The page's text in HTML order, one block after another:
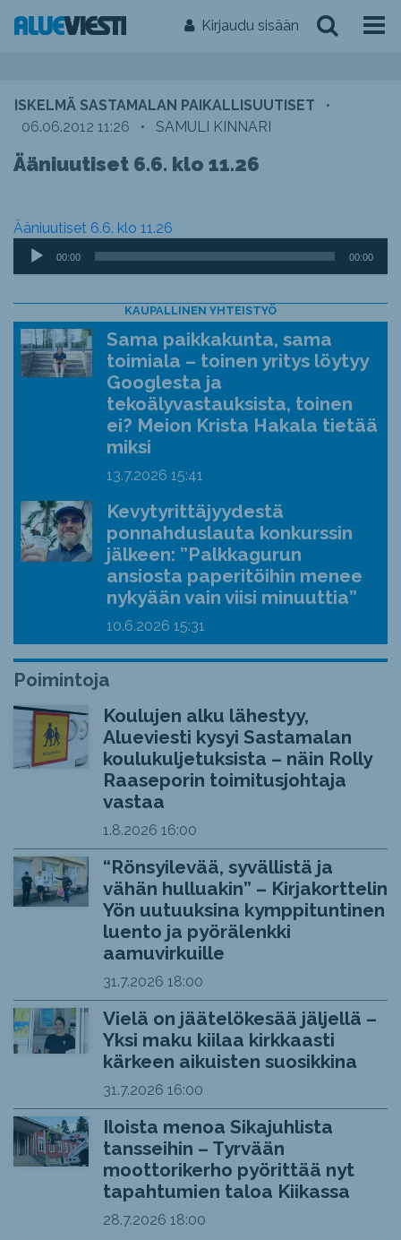
Kirjaudu sisään
ISKELMÄ SASTAMALAN PAIKALLISUUTISET
•
06.06.2012 11:26
• SAMULI KINNARI
Ääniuutiset 6.6. klo 11.26
Ääniuutiset 6.6. klo 11.26
Äänitoistin
00:00 00:00
KAUPALLINEN YHTEISTYÖ
Sama paikkakunta, sama
toimiala – toinen yritys löytyy
Googlesta ja
tekoälyvastauksista, toinen
ei? Meion Krista Hakala tietää
miksi
13.7.2026 15:41
Kevytyrittäjyydestä
ponnahduslauta konkurssin
jälkeen: ”Palkkagurun
ansiosta paperitöihin menee
nykyään vain viisi minuuttia”
10.6.2026 15:31
Poimintoja
Koulujen alku lähestyy,
Alueviesti kysyi Sastamalan
koulukuljetuksista – näin Rolly
Raaseporin toimitusjohtaja
vastaa
1.8.2026 16:00
“Rönsyilevää, syvällistä ja
vähän hulluakin” – Kirjakorttelin
Yön uutuuksina kymppituntinen
luento ja pyörälenkki
aamuvirkuille
31.7.2026 18:00
Vielä on jäätelökesää jäljellä –
Yksi maku kiilaa kirkkaasti
kärkeen aikuisten suosikkina
31.7.2026 16:00
Iloista menoa Sikajuhlista
tansseihin – Tyrvään
moottorikerho pyörittää nyt
tapahtumien taloa Kiikassa
28.7.2026 18:00